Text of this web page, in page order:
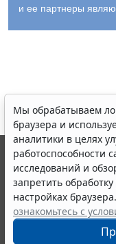
и ее партнеры
Мы обрабатываем
браузера и
аналитики в целях
работоспособности
исследований и
запретить
настройках
ознакомьтесь с
© ООО "НПП "ГАРАНТ-
выпускается с 1990
являются
информации ГАРАНТ.
Портал ГАРАНТ.РУ
издания